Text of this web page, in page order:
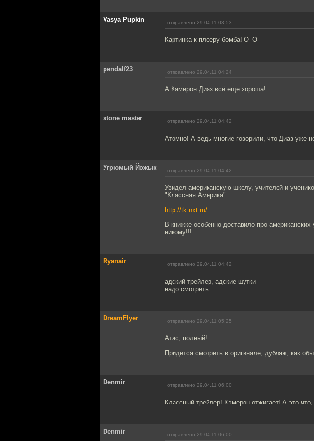
Vasya Pupkin отправлено 29.04.11 03:53
Картинка к плееру бомба! О_О
pendalf23 отправлено 29.04.11 04:24
А Камерон Диаз всё еще хороша!
stone master отправлено 29.04.11 04:42
Атомно! А ведь многие говорили, что Диаз уже
Угрюмый Йожык отправлено 29.04.11 04:42
Увидел американскую школу, учителей и
"Классная Америка"
http://tk.nxt.ru/
В книжке особенно доставило про
никому!!!
Ryanair отправлено 29.04.11 04:42
адский трейлер, адские шутки
надо смотреть
DreamFlyer отправлено 29.04.11 05:25
Атас, полный!
Придется смотреть в оригинале, дубляж, как
Denmir отправлено 29.04.11 06:00
Классный трейлер! Кэмерон отжигает! А это
Denmir отправлено 29.04.11 06:00